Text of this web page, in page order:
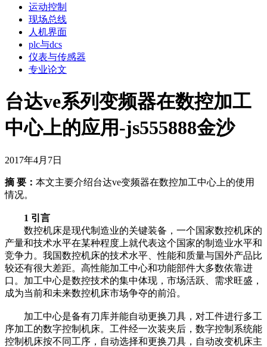
运动控制
现场总线
人机界面
plc与dcs
仪表与传感器
专业论文
台达ve系列变频器在数控加工
中心上的应用-js555888金沙
2017年4月7日
摘 要： 本文主要介绍台达ve变频器在数控加工中心上的使用
情况。
1 引言
数控机床是现代制造业的关键装备，一个国家数控机床的
产量和技术水平在某种程度上就代表这个国家的制造业水平和
竞争力。我国数控机床的技术水平、性能和质量与国外产品比
较还有很大差距。高性能加工中心和功能部件大多数依靠进
口。加工中心是数控技术的集中体现，市场活跃、需求旺盛，
成为当前和未来数控机床市场争夺的前沿。
加工中心是备有刀库并能自动更换刀具，对工件进行多工
序加工的数字控制机床。工件经一次装夹后，数字控制系统能
控制机床按不同工序，自动选择和更换刀具，自动改变机床主